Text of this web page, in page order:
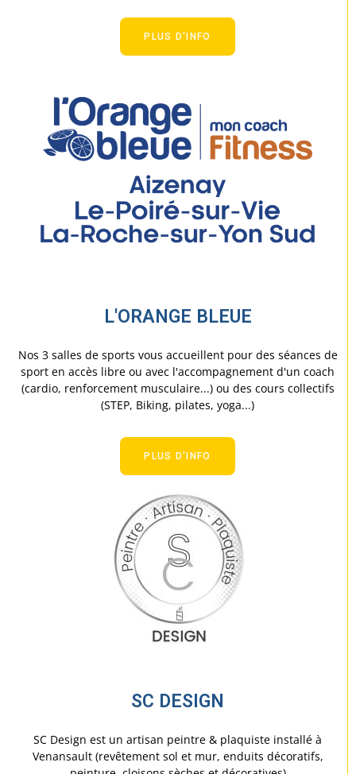
PLUS D'INFO
L'ORANGE BLEUE
Nos 3 salles de sports vous accueillent pour des séances de
sport en accès libre ou avec l'accompagnement d'un coach
(cardio, renforcement musculaire...) ou des cours collectifs
(STEP, Biking, pilates, yoga...)
PLUS D'INFO
SC DESIGN
SC Design est un artisan peintre & plaquiste installé à
Venansault (revêtement sol et mur, enduits décoratifs,